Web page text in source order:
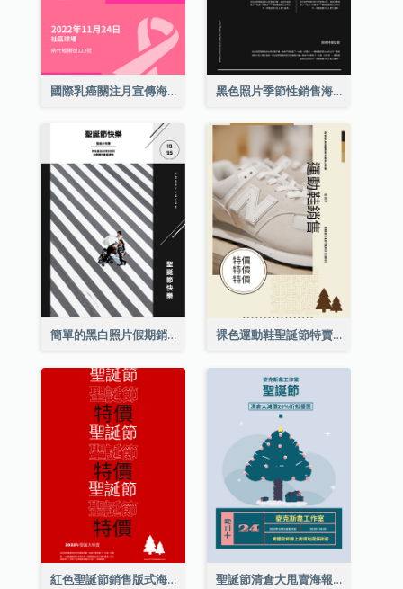
國際乳癌關注月宣傳海報 黑色照片季節性銷售海報
簡單的黑白照片假期銷售海報 裸色運動鞋聖誕節特賣海報
紅色聖誕節銷售版式海報 聖誕節清倉大甩賣海報